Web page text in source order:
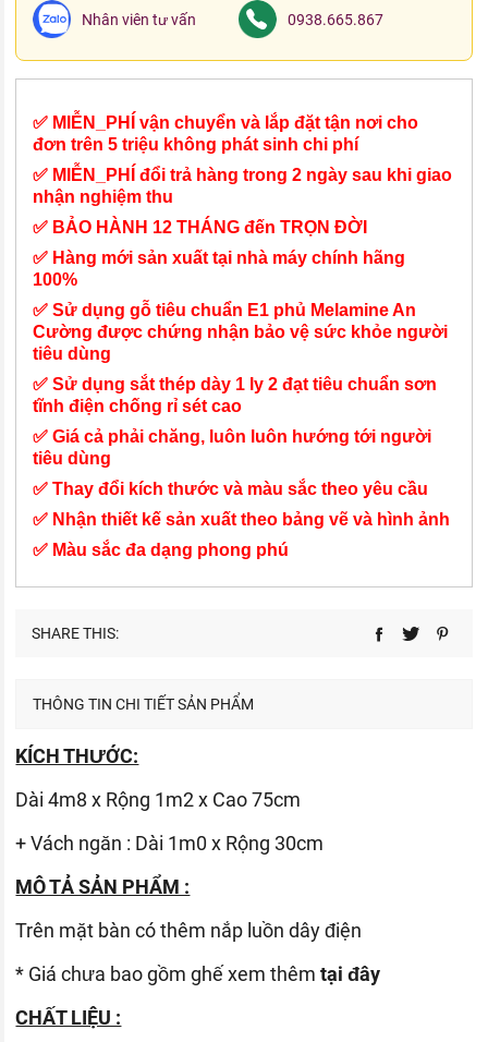
Nhân viên tư vấn 0938.665.867
✅ MIỄN_PHÍ vận chuyển và lắp đặt tận nơi cho
đơn trên 5 triệu không phát sinh chi phí
✅ MIỄN_PHÍ đổi trả hàng trong 2 ngày sau khi giao
nhận nghiệm thu
✅ BẢO HÀNH 12 THÁNG đến TRỌN ĐỜI
✅ Hàng mới sản xuất tại nhà máy chính hãng
100%
✅ Sử dụng gỗ tiêu chuẩn E1 phủ Melamine An
Cường được chứng nhận bảo vệ sức khỏe người
tiêu dùng
✅ Sử dụng sắt thép dày 1 ly 2 đạt tiêu chuẩn sơn
tĩnh điện chống rỉ sét cao
✅ Giá cả phải chăng, luôn luôn hướng tới người
tiêu dùng
✅ Thay đổi kích thước và màu sắc theo yêu cầu
✅ Nhận thiết kế sản xuất theo bảng vẽ và hình ảnh
✅ Màu sắc đa dạng phong phú
SHARE THIS:
THÔNG TIN CHI TIẾT SẢN PHẨM
KÍCH THƯỚC:
Dài 4m8 x Rộng 1m2 x Cao 75cm
+ Vách ngăn : Dài 1m0 x Rộng 30cm
MÔ TẢ SẢN PHẨM :
Trên mặt bàn có thêm nắp luồn dây điện
* Giá chưa bao gồm ghế xem thêmtại đây
CHẤT LIỆU :